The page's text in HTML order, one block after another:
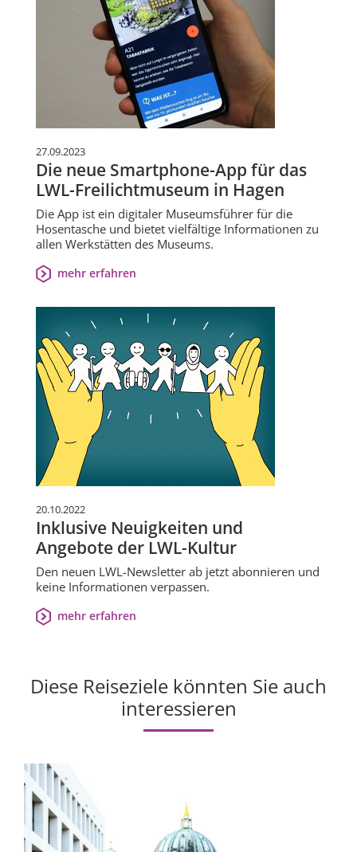
27.09.2023
Die neue Smartphone-App für das
LWL-Freilichtmuseum in Hagen
Die App ist ein digitaler Museumsführer für die
Hosentasche und bietet vielfältige Informationen zu
allen Werkstätten des Museums.
mehr erfahren
20.10.2022
Inklusive Neuigkeiten und
Angebote der LWL-Kultur
Den neuen LWL-Newsletter ab jetzt abonnieren und
keine Informationen verpassen.
mehr erfahren
Diese Reiseziele könnten Sie auch
interessieren